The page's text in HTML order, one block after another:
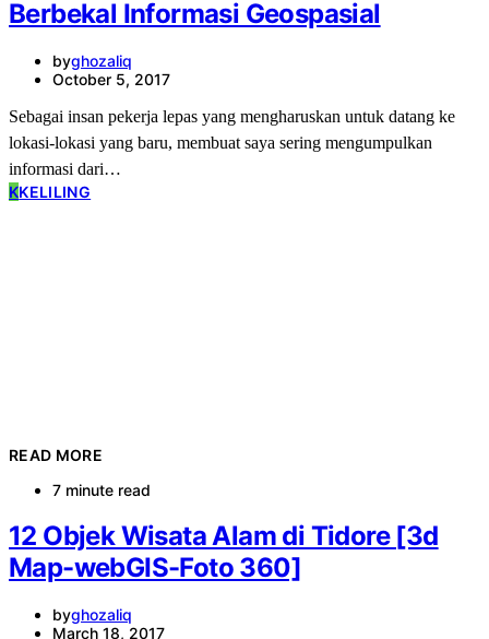
Berbekal Informasi Geospasial
byghozaliq
October 5, 2017
Sebagai insan pekerja lepas yang mengharuskan untuk datang ke
lokasi-lokasi yang baru, membuat saya sering mengumpulkan
informasi dari…
KKELILING
READ MORE
7 minute read
12 Objek Wisata Alam di Tidore [3d
Map-webGIS-Foto 360]
byghozaliq
March 18, 2017